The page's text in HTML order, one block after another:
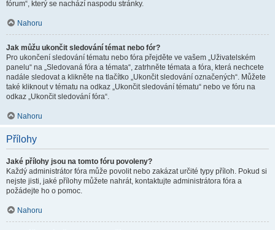
fórum“, který se nachází naspodu stránky.
Nahoru
Jak můžu ukončit sledování témat nebo fór?
Pro ukončení sledování tématu nebo fóra přejděte ve vašem „Uživatelském
panelu“ na „Sledovaná fóra a témata“, zatrhněte témata a fóra, která nechcete
nadále sledovat a klikněte na tlačítko „Ukončit sledování označených“. Můžete
také kliknout v tématu na odkaz „Ukončit sledování tématu“ nebo ve fóru na
odkaz „Ukončit sledování fóra“.
Nahoru
Přílohy
Jaké přílohy jsou na tomto fóru povoleny?
Každý administrátor fóra může povolit nebo zakázat určité typy příloh. Pokud si
nejste jisti, jaké přílohy můžete nahrát, kontaktujte administrátora fóra a
požádejte ho o pomoc.
Nahoru